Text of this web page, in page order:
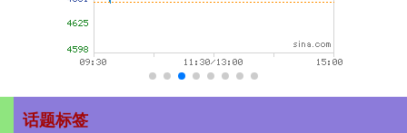
话题标签